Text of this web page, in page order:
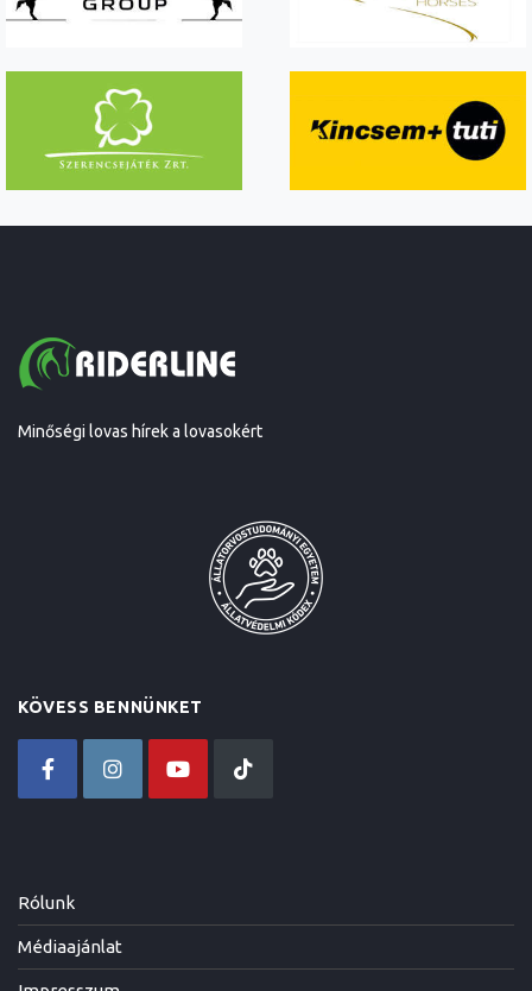
Minőségi lovas hírek a lovasokért
KÖVESS BENNÜNKET
Rólunk
Médiaajánlat